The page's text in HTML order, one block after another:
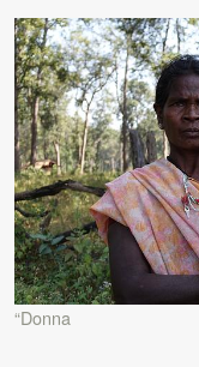
“Donna